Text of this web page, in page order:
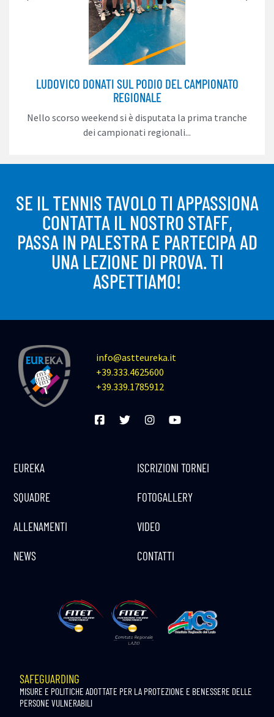
LUDOVICO DONATI SUL PODIO DEL CAMPIONATO
REGIONALE
Nello scorso weekend si è disputata la prima tranche
dei campionati regionali...
SE IL TENNIS TAVOLO TI APPASSIONA
CONTATTA IL NOSTRO STAFF,
PASSA IN PALESTRA E PARTECIPA AD
UNA LEZIONE DI PROVA. TI
ASPETTIAMO!
info@astteureka.it
+39.333.4625600
+39.339.1785912
EUREKA
SQUADRE
ALLENAMENTI
NEWS
ISCRIZIONI TORNEI
FOTOGALLERY
VIDEO
CONTATTI
SAFEGUARDING
MISURE E POLITICHE ADOTTATE PER LA PROTEZIONE E BENESSERE DELLE
PERSONE VULNERABILI